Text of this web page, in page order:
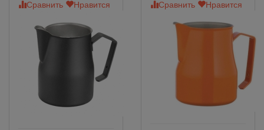
Сравнить Нравится Сравнить Нравится